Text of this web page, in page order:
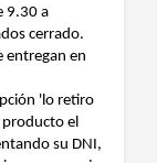
9.30 a
cerrado.
entregan en
'lo retiro
producto el
su DNI,